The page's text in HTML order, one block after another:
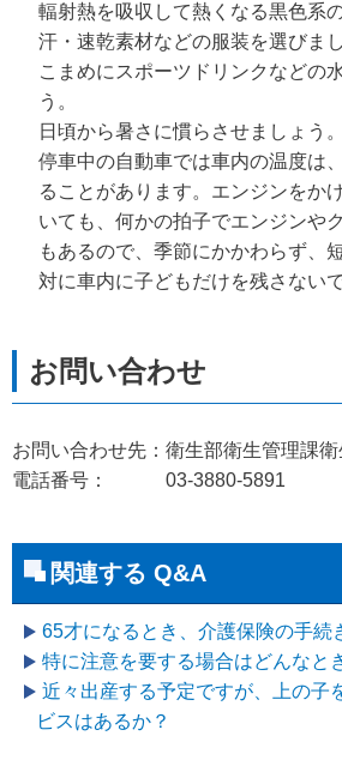
輻射熱を吸収して熱くなる黒色系
汗・速乾素材などの服装を選びまし
こまめにスポーツドリンクなどの
う。
日頃から暑さに慣らさせましょう。
停車中の自動車では車内の温度は
ることがあります。エンジンをか
いても、何かの拍子でエンジンや
もあるので、季節にかかわらず、
対に車内に子どもだけを残さない
お問い合わせ先：衛生部衛生管理課
電話番号： 03-3880-5891
関連する Q&A
65才になるとき、介護保険の手続
特に注意を要する場合はどんなと
近々出産する予定ですが、上の子
ビスはあるか？